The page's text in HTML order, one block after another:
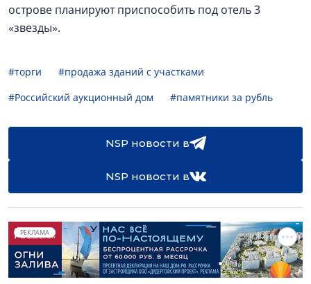
острове планируют приспособить под отель 3
«звезды».
#торги
#продажа зданий с участками
#Российский аукционный дом
#памятники за рубль
NSP новости в
NSP новости в
РЕКЛАМА